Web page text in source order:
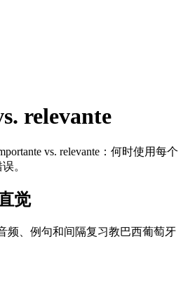
relevante
vs. relevante：何时使用每个
。
觉
频、例句和间隔复习教巴西葡萄牙